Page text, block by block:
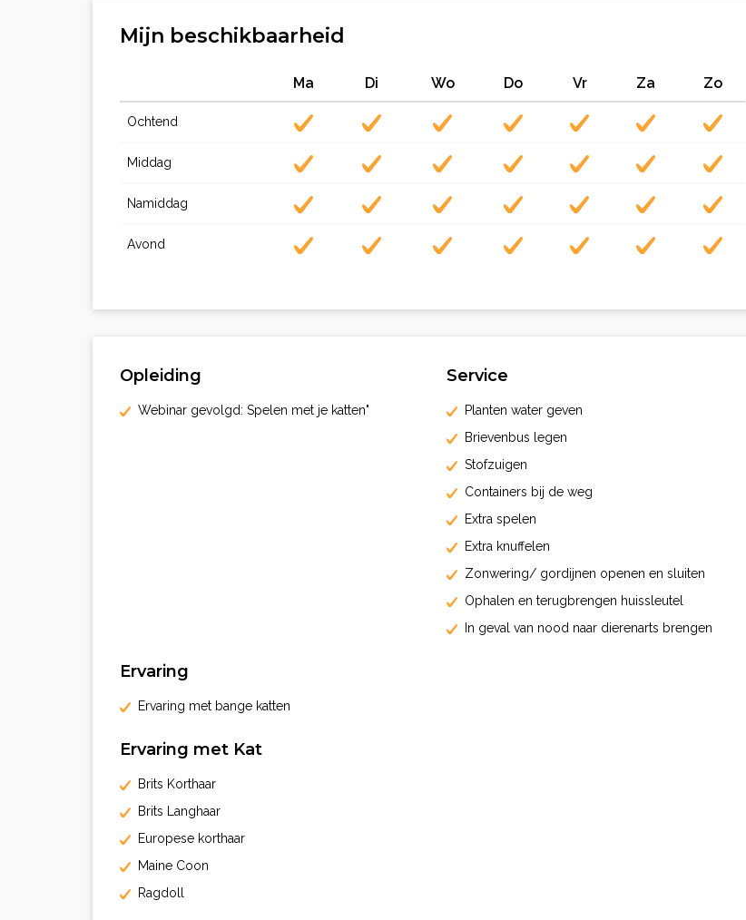
Mijn beschikbaarheid
Ma Di Wo Do Vr Za Zo
Ochtend
Middag
Namiddag
Avond
Opleiding
Webinar gevolgd: Spelen met je katten"
Service
Planten water geven
Brievenbus legen
Stofzuigen
Containers bij de weg
Extra spelen
Extra knuffelen
Zonwering/ gordijnen openen en sluiten
Ophalen en terugbrengen huissleutel
In geval van nood naar dierenarts brengen
Ervaring
Ervaring met bange katten
Ervaring met Kat
Brits Korthaar
Brits Langhaar
Europese korthaar
Maine Coon
Ragdoll